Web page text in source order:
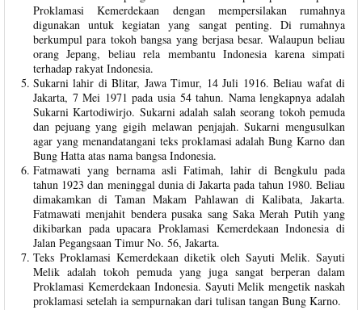
Proklamasi Kemerdekaan dengan mempersilakan rumahnya
digunakan untuk kegiatan yang sangat penting. Di rumahnya
berkumpul para tokoh bangsa yang berjasa besar. Walaupun beliau
orang Jepang, beliau rela membantu Indonesia karena simpati
terhadap rakyat Indonesia.
Sukarni lahir di Blitar, Jawa Timur, 14 Juli 1916. Beliau wafat di
Jakarta, 7 Mei 1971 pada usia 54 tahun. Nama lengkapnya adalah
Sukarni Kartodiwirjo. Sukarni adalah salah seorang tokoh pemuda
dan pejuang yang gigih melawan penjajah. Sukarni mengusulkan
agar yang menandatangani teks proklamasi adalah Bung Karno dan
Bung Hatta atas nama bangsa Indonesia.
Fatmawati yang bernama asli Fatimah, lahir di Bengkulu pada
tahun 1923 dan meninggal dunia di Jakarta pada tahun 1980. Beliau
dimakamkan di Taman Makam Pahlawan di Kalibata, Jakarta.
Fatmawati menjahit bendera pusaka sang Saka Merah Putih yang
dikibarkan pada upacara Proklamasi Kemerdekaan Indonesia di
Jalan Pegangsaan Timur No. 56, Jakarta.
Teks Proklamasi Kemerdekaan diketik oleh Sayuti Melik. Sayuti
Melik adalah tokoh pemuda yang juga sangat berperan dalam
Proklamasi Kemerdekaan Indonesia. Sayuti Melik mengetik naskah
proklamasi setelah ia sempurnakan dari tulisan tangan Bung Karno.